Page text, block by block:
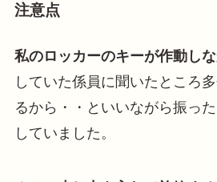
注意点
私のロッカーのキーが作動し
していた係員に聞いたところ
るから・・といいながら振っ
していました。